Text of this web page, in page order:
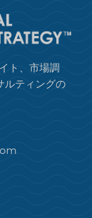
ト、市場調
ルティングの